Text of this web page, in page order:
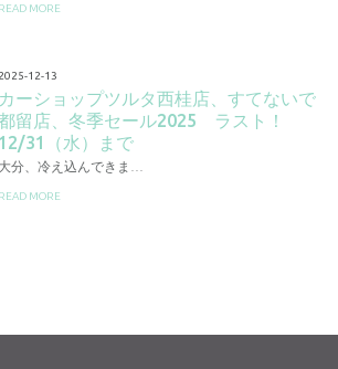
READ MORE
2025-12-13
カーショップツルタ西桂店、すてないで
留店、冬季セール2025 ラスト！
12/31（水）まで
大分、冷え込んできま…
READ MORE